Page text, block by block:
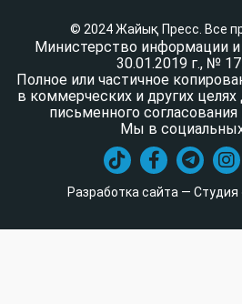
© 2024 Жайық Пресс. Все
Министерство информации
30.01.2019 г., №
Полное или частичное
в коммерческих и других целях
письменного согласования
Мы в
Разработка сайта — Студия